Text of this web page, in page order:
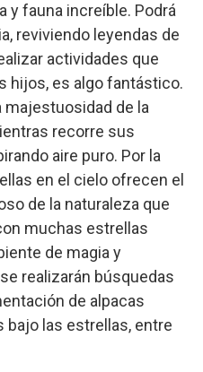
y fauna increíble. Podrá
reviviendo leyendas de
actividades que
hijos, es algo fantástico.
majestuosidad de la
recorre sus
aire puro. Por la
en el cielo ofrecen el
de la naturaleza que
muchas estrellas
de magia y
realizarán búsquedas
de alpacas
bajo las estrellas, entre